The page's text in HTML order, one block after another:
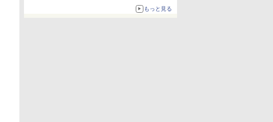
「特製ガーリックマヨソース」を使用した超大
もっと見る